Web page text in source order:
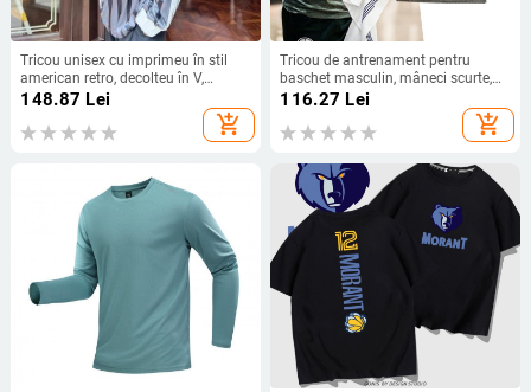
Tricou unisex cu imprimeu în stil
american retro, decolteu în V,
mâneci lungi, croială largă, pentru
148.87 Lei
add_shopping_cart
Tricou de antrenament pentru
baschet masculin, mâneci scurte,
stil american, țesătură respirabilă,
uscare rapidă, croială lejeră pentru
vară.
116.27 Lei
add_shopping_cart